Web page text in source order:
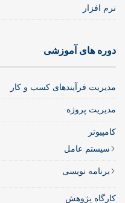
نرم افزار
دوره های آموزشی
مدیریت فرآیندهای کسب و کار
مدیریت پروژه
کامپیوتر
سیستم عامل
برنامه نویسی
کارگاه پژوهش